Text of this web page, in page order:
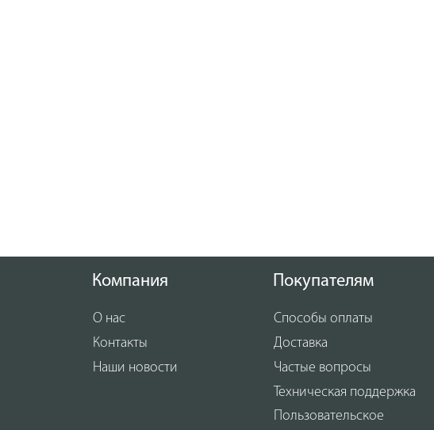
Компания
О нас
Контакты
Наши новости
Покупателям
Способы оплаты
Доставка
Частые вопросы
Техническая поддержка
Пользовательское